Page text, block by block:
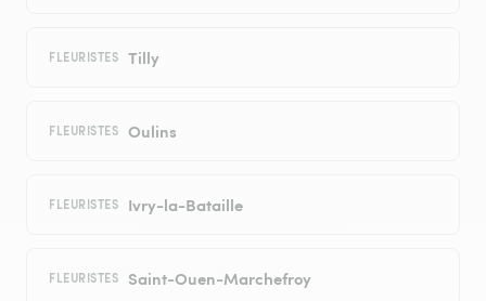
FLEURISTES Tilly
FLEURISTES Oulins
FLEURISTES Ivry-la-Bataille
FLEURISTES Saint-Ouen-Marchefroy